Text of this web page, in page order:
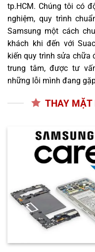
tp.HCM. Chúng tôi có
nghiệm, quy trình
Samsung một cách
khách khi đến với
kiến quy trình sửa chữa
trung tâm, được tư
những lỗi mình đang
THAY MẶT